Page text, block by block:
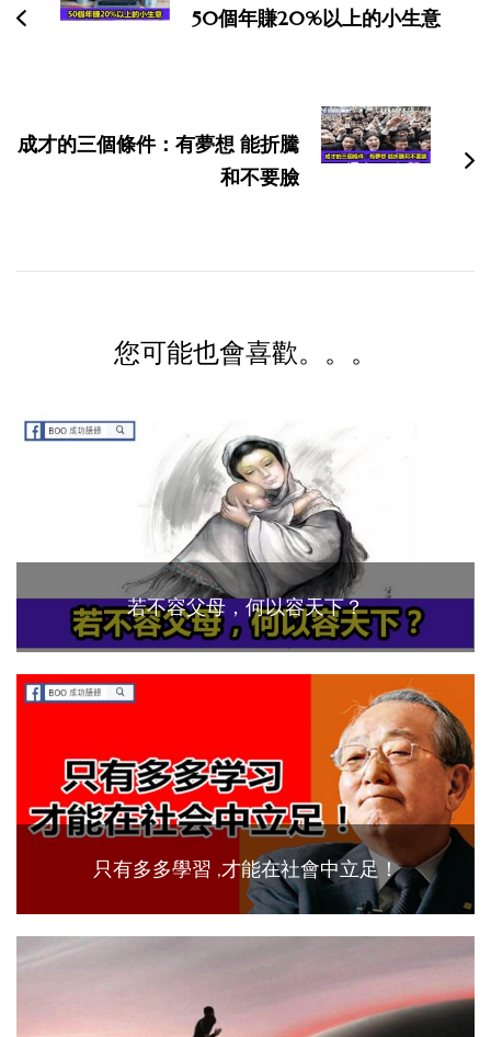
航
50個年賺20%以上的小生意
成才的三個條件：有夢想 能折騰
和不要臉
您可能也會喜歡。。。
若不容父母，何以容天下？
只有多多學習 ,才能在社會中立足！